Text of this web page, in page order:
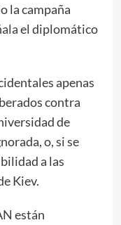
la campaña
el diplomático
apenas
contra
de
o, si se
a las
Kiev.
están